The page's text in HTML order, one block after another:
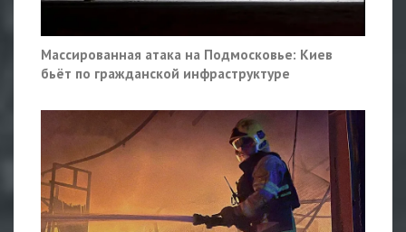
Массированная атака на Подмосковье: Киев
бьёт по гражданской инфраструктуре